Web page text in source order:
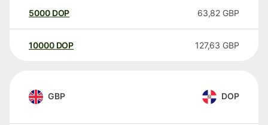
5000 DOP 63,82 GBP
10000 DOP 127,63 GBP
GBP DOP